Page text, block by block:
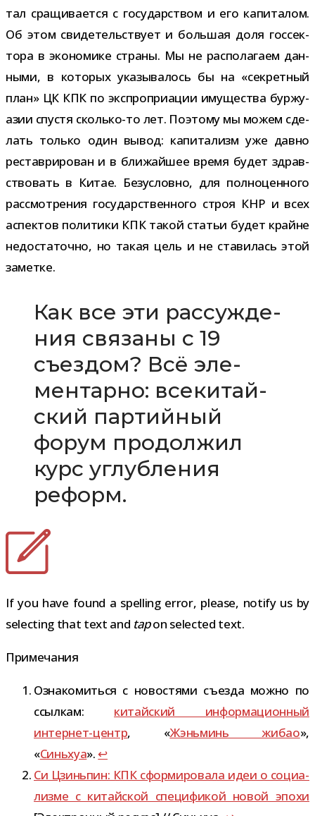
тал сра­щи­ва­ется с госу­дар­ством и его капи­та­лом.
Об этом сви­де­тель­ствует и боль­шая доля гос­сек­
тора в эко­но­мике страны. Мы не рас­по­ла­гаем дан­
ными, в кото­рых ука­зы­ва­лось бы на «сек­рет­ный
план» ЦК КПК по экс­про­при­а­ции иму­ще­ства бур­жу­
а­зии спу­стя сколько-​то лет. Поэтому мы можем сде­
лать только один вывод: капи­та­лизм уже давно
реста­ври­ро­ван и в бли­жай­шее время будет здрав­
ство­вать в Китае. Безусловно, для пол­но­цен­ного
рас­смот­ре­ния госу­дар­ствен­ного строя КНР и всех
аспек­тов поли­тики КПК такой ста­тьи будет крайне
недо­ста­точно, но такая цель и не ста­ви­лась этой
заметке.
Как все эти рас­суж­де­
ния свя­заны с 19
съез­дом? Всё эле­
мен­тарно: все­ки­тай­
ский пар­тий­ный
форум про­дол­жил
курс углуб­ле­ния
реформ.
If you have found a spelling error, please, notify us by
selecting that text and tapon selected text.
Примечания
Ознакомиться с ново­стями съезда можно по
ссыл­кам: китай­ский инфор­ма­ци­он­ный
интернет-​центр, «Жэньминь жибао»,
«Синьхуа».↩
Си Цзиньпин: КПК сфор­ми­ро­вала идеи о соци­а­
лизме с китай­ской спе­ци­фи­кой новой эпохи